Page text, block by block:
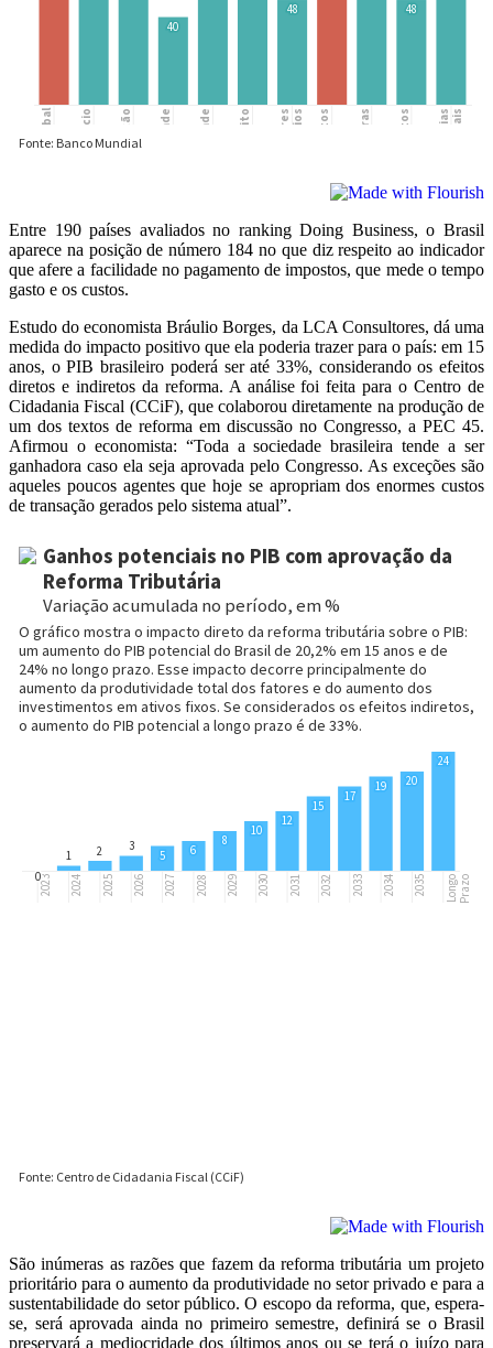
Entre 190 países avaliados no ranking Doing Business, o Brasil
aparece na posição de número 184 no que diz respeito ao indicador
que afere a facilidade no pagamento de impostos, que mede o tempo
gasto e os custos.
Estudo do economista Bráulio Borges, da LCA Consultores, dá uma
medida do impacto positivo que ela poderia trazer para o país: em 15
anos, o PIB brasileiro poderá ser até 33%, considerando os efeitos
diretos e indiretos da reforma. A análise foi feita para o Centro de
Cidadania Fiscal (CCiF), que colaborou diretamente na produção de
um dos textos de reforma em discussão no Congresso, a PEC 45.
Afirmou o economista: “Toda a sociedade brasileira tende a ser
ganhadora caso ela seja aprovada pelo Congresso. As exceções são
aqueles poucos agentes que hoje se apropriam dos enormes custos
de transação gerados pelo sistema atual”.
São inúmeras as razões que fazem da reforma tributária um projeto
prioritário para o aumento da produtividade no setor privado e para a
sustentabilidade do setor público. O escopo da reforma, que, espera-
se, será aprovada ainda no primeiro semestre, definirá se o Brasil
preservará a mediocridade dos últimos anos ou se terá o juízo para